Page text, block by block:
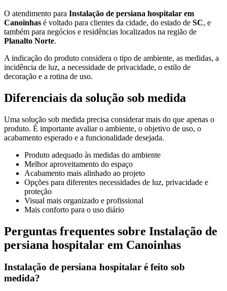
O atendimento para Instalação de persiana hospitalar em
Canoinhas é voltado para clientes da cidade, do estado de SC, e
também para negócios e residências localizados na região de
Planalto Norte.
A indicação do produto considera o tipo de ambiente, as medidas, a
incidência de luz, a necessidade de privacidade, o estilo de
decoração e a rotina de uso.
Diferenciais da solução sob medida
Uma solução sob medida precisa considerar mais do que apenas o
produto. É importante avaliar o ambiente, o objetivo de uso, o
acabamento esperado e a funcionalidade desejada.
Produto adequado às medidas do ambiente
Melhor aproveitamento do espaço
Acabamento mais alinhado ao projeto
Opções para diferentes necessidades de luz, privacidade e
proteção
Visual mais organizado e profissional
Mais conforto para o uso diário
Perguntas frequentes sobre Instalação de
persiana hospitalar em Canoinhas
Instalação de persiana hospitalar é feito sob
medida?